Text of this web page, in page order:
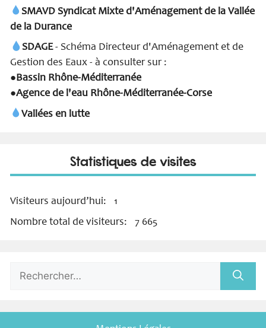
SMAVD Syndicat Mixte d'Aménagement de la Vallée
de la Durance
SDAGE- Schéma Directeur d'Aménagement et de
Gestion des Eaux - à consulter sur :
●Bassin Rhône-Méditerranée
●Agence de l'eau Rhône-Méditerranée-Corse
Vallées en lutte
Statistiques de visites
Visiteurs aujourd’hui: 1
Nombre total de visiteurs: 7 665
Rechercher :